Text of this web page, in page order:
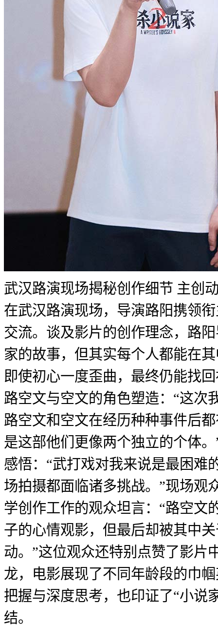
武汉路演现场揭秘创作细节 主创
在武汉路演现场，导演路阳携领
交流。谈及影片的创作理念，路
家的故事，但其实每个人都能在
即使初心一度歪曲，最终仍能找
路空文与空文的角色塑造：“这次
路空文和空文在经历种种事件后
是这部他们更像两个独立的个体
感悟：“武打戏对我来说是最困难
场拍摄都面临诸多挑战。”现场观
学创作工作的观众坦言：“路空文
子的心情观影，但最后却被其中
动。”这位观众还特别点赞了影片
龙，电影展现了不同年龄段的巾
把握与深度思考，也印证了“小说
结。